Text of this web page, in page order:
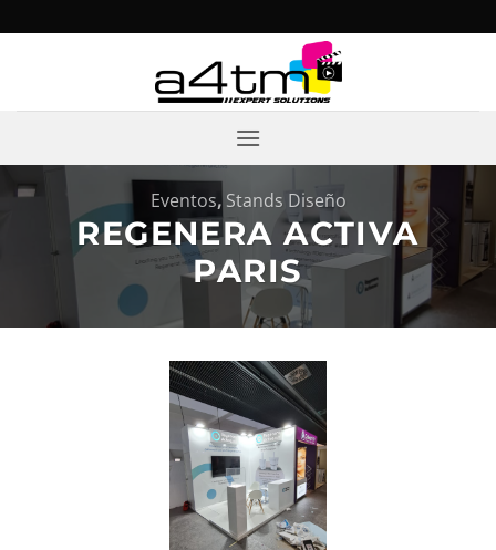
al
Eventos, Stands Diseño
REGENERA ACTIVA
PARIS